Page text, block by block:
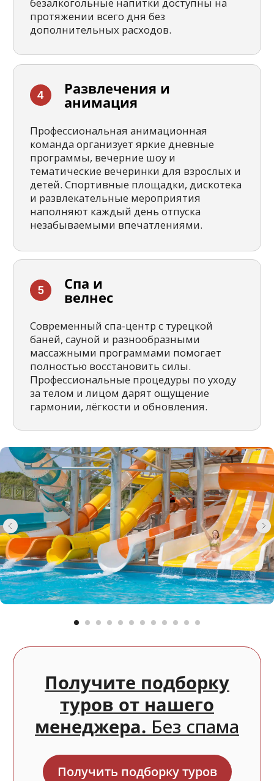
Получите подборку
туров от нашего
Без спама
Получить подборку туров
У нас есть целыйотдел
для сопровождения
поездок наших туристов
Наш отдел сопровождения работает
отдельная команда для вашего
комфорта в путешествии
Поддержка
7 дней в неделю
вопрос по туру и они ответят.
в любой день
ни отпусков, ни командировок,
Специальный отдел
сопровождения
После подтверждения тура с Вами всегда
на связи будет наш Отдел
сопровождения — это команда, которая
ведёт Вас на каждом этапе поездки.